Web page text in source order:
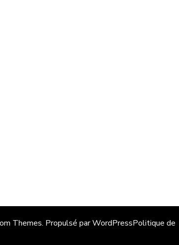
Themes. Propulsé parWordPressPolitique de